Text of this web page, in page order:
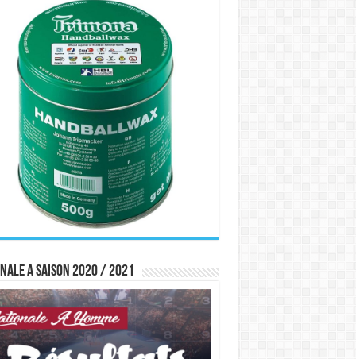
A saison 2020 / 2021